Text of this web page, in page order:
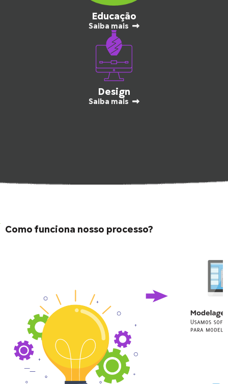
Educação
Saiba mais
Design
Saiba mais
Como funciona nosso processo?